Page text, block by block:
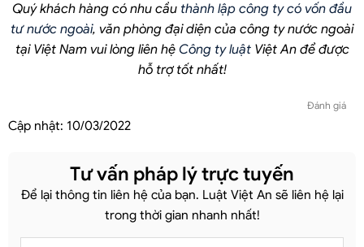
Quý khách hàng có nhu cầu thành lập công ty có vốn đầu
tư nước ngoài, văn phòng đại diện của công ty nước ngoài
tại Việt Nam vui lòng liên hệ Công ty luậtViệt An để được
hỗ trợ tốt nhất!
Đánh giá
Cập nhật: 10/03/2022
Tư vấn pháp lý trực tuyến
Để lại thông tin liên hệ của bạn. Luật Việt An sẽ liên hệ lại
trong thời gian nhanh nhất!